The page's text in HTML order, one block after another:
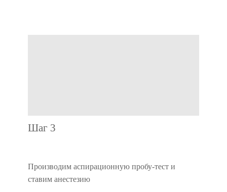
Шаг 3
Производим аспирационную пробу-тест и
ставим анестезию